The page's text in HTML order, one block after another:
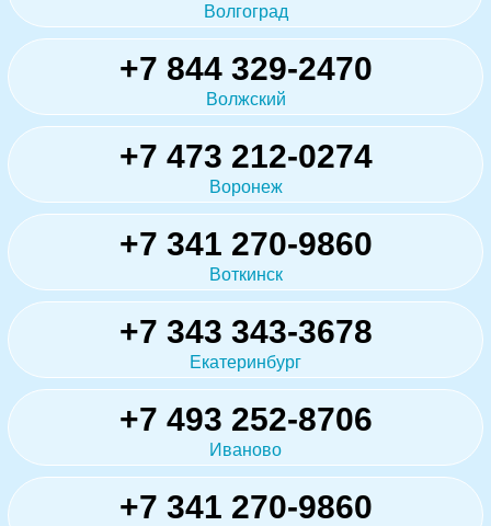
Волгоград
+7 844 329-2470
Волжский
+7 473 212-0274
Воронеж
+7 341 270-9860
Воткинск
+7 343 343-3678
Екатеринбург
+7 493 252-8706
Иваново
+7 341 270-9860